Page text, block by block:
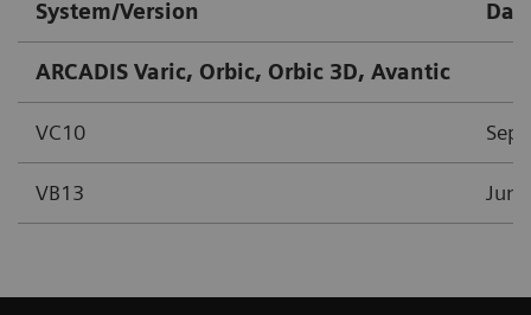
System/Version
ARCADIS Varic, Orbic, Orbic 3D, Avantic
VC10
VB13